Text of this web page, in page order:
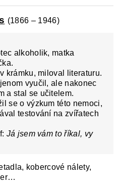
(1866 – 1946)
alkoholik, matka
krámku, miloval literaturu.
vyučil, ale nakonec
a stal se učitelem.
se o výzkum této nemoci,
testování na zvířatech
Já jsem vám to říkal, vy
kobercové nálety,